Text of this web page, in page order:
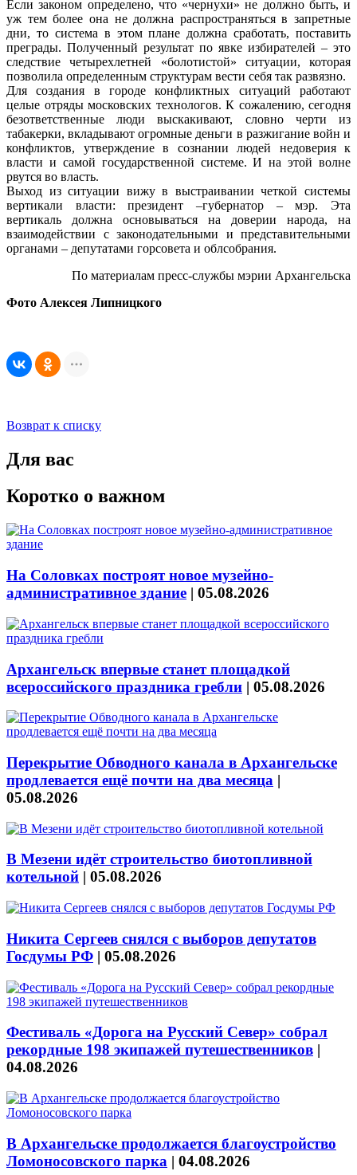
Если законом определено, что «чернухи» не должно быть, и
уж тем более она не должна распространяться в запретные
дни, то система в этом плане должна сработать, поставить
преграды. Полученный результат по явке избирателей – это
следствие четырехлетней «болотистой» ситуации, которая
позволила определенным структурам вести себя так развязно.
Для создания в городе конфликтных ситуаций работают
целые отряды московских технологов. К сожалению, сегодня
безответственные люди выскакивают, словно черти из
табакерки, вкладывают огромные деньги в разжигание войн и
конфликтов, утверждение в сознании людей недоверия к
власти и самой государственной системе. И на этой волне
рвутся во власть.
Выход из ситуации вижу в выстраивании четкой системы
вертикали власти: президент –губернатор – мэр. Эта
вертикаль должна основываться на доверии народа, на
взаимодействии с законодательными и представительными
органами – депутатами горсовета и облсобрания.
По материалам пресс-службы мэрии Архангельска
Фото Алексея Липницкого
Возврат к списку
Для вас
Коротко о важном
На Соловках построят новое музейно-
административное здание | 05.08.2026
Архангельск впервые станет площадкой
всероссийского праздника гребли | 05.08.2026
Перекрытие Обводного канала в Архангельске
продлевается ещё почти на два месяца |
05.08.2026
В Мезени идёт строительство биотопливной
котельной | 05.08.2026
Никита Сергеев снялся с выборов депутатов
Госдумы РФ | 05.08.2026
Фестиваль «Дорога на Русский Север» собрал
рекордные 198 экипажей путешественников |
04.08.2026
В Архангельске продолжается благоустройство
Ломоносовского парка | 04.08.2026